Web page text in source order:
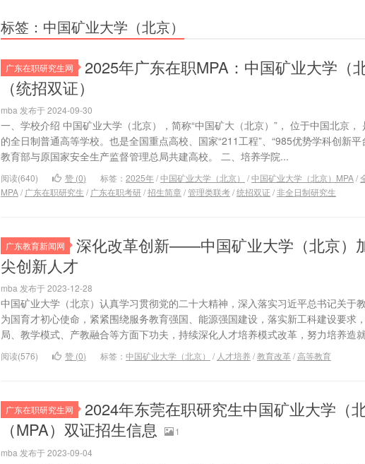
标签：中国矿业大学（北京）
广东在职研究生网
2025年广东在职MPA：中国矿业大学（
（统招双证）
mba 发布于 2024-09-30
一、学校介绍 中国矿业大学（北京），简称“中国矿大（北京）”， 位于中国北京
的全日制普通高等学校。也是全国重点高校、国家“211工程”、“985优势学科创新平
教育部与原国家安全生产监督管理总局共建高校。 二、培养学院...
阅读(640) 赞 (0) 标签： 2025年/中国矿业大学（北京） /中国矿业大学（北京）MPA/
MPA/ 广东在职研究生 / 广东在职考研/招生简章/管理类联考/统招双证 /非全日制研究生
广东教育新闻网
深化改革创新——中国矿业大学（北京）
尖创新人才
mba 发布于 2023-12-28
中国矿业大学（北京）认真学习贯彻党的二十大精神，深入落实习近平总书记关于
为国育才初心使命，紧紧围绕服务教育强国、能源强国建设，落实新工科建设要求
局、教学模式、产教融合等方面下功夫，持续深化人才培养模式改革，努力培养造
阅读(576) 赞 (0) 标签： 中国矿业大学（北京） / 人才培养 /教育改革/高等教育
广东在职研究生网
2024年东莞在职研究生中国矿业大学（
（MPA）双证招生信息
1
mba 发布于 2023-09-04